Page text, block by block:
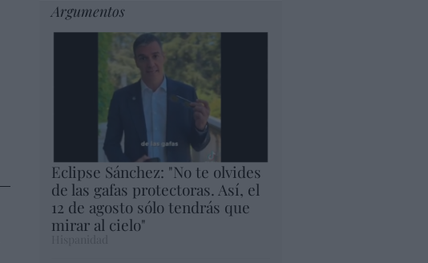
Argumentos
Eclipse Sánchez: "No te olvides
de las gafas protectoras. Así, el
12 de agosto sólo tendrás que
mirar al cielo"